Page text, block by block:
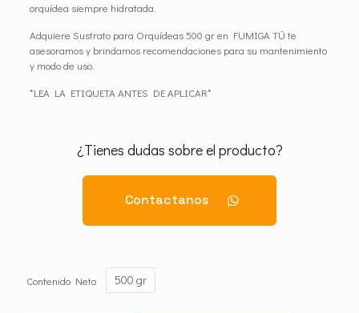
orquídea siempre hidratada.
Adquiere Sustrato para Orquídeas 500 gr en FUMIGA TÚ te
asesoramos y brindamos recomendaciones para su mantenimiento
y modo de uso.
*LEA LA ETIQUETA ANTES DE APLICAR*
¿Tienes dudas sobre el producto?
Contactanos
Contenido Neto 500 gr